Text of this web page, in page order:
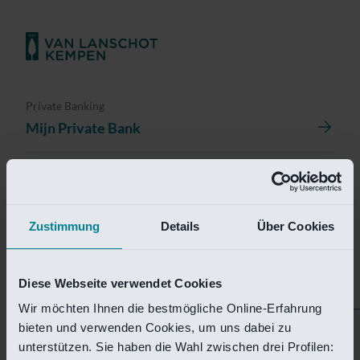
Zustimmung Details Über Cookies
Diese Webseite verwendet Cookies
Wir möchten Ihnen die bestmögliche Online-Erfahrung
bieten und verwenden Cookies, um uns dabei zu
unterstützen. Sie haben die Wahl zwischen drei Profilen:
Private Banking
Mijn Private Bank
Helaas is deze pagina